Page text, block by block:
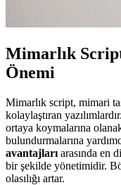
Mimarlık
Önemi
Mimarlık script, mimari
kolaylaştıran
ortaya koymalarına
bulundurmalarına
avantajları arasında en
bir şekilde yönetimidir.
olasılığı artar.